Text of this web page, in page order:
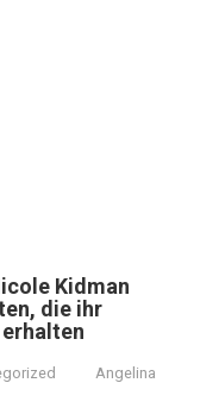
Kidman
die ihr
Angelina